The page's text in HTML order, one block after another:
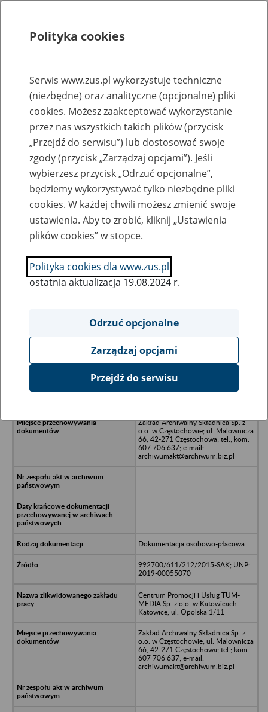
Rejestry, ewidencje i archiwa
Baza zlikwidowanych lub
przekształconych zakładów pracy
Nazwa zakładu pracy:
SZUKAJ
Ukryj wszystkie pozycje bazy
SUPON Katowice - Sp. z o.o. -
Zakład Archiwalny Składnica Sp. z
o.o. w Częstochowie; ul. Malownicza
66, 42-271 Częstochowa; tel.; kom.
607 706 637; e-mail:
archiwumakt@archiwum.biz.pl
Dokumentacja osobowo-płacowa
992700/611/212/2015-SAK; UNP:
2019-00055070
Centrum Promocji i Usług TUM-
MEDIA Sp. z o.o. w Katowicach -
Katowice, ul. Opolska 1/11
Zakład Archiwalny Składnica Sp. z
o.o. w Częstochowie; ul. Malownicza
66, 42-271 Częstochowa; tel.; kom.
607 706 637; e-mail:
archiwumakt@archiwum.biz.pl
Polityka cookies
Serwis www.zus.pl wykorzystuje techniczne
(niezbędne) oraz analityczne (opcjonalne) pliki
cookies. Możesz zaakceptować wykorzystanie
przez nas wszystkich takich plików (przycisk
„Przejdź do serwisu”) lub dostosować swoje
zgody (przycisk „Zarządzaj opcjami”). Jeśli
wybierzesz przycisk „Odrzuć opcjonalne”,
będziemy wykorzystywać tylko niezbędne pliki
cookies. W każdej chwili możesz zmienić swoje
ustawienia. Aby to zrobić, kliknij „Ustawienia
plików cookies” w stopce.
Polityka cookies dla www.zus.pl
ostatnia aktualizacja 19.08.2024 r.
Odrzuć opcjonalne
Zarządzaj opcjami
Przejdź do serwisu